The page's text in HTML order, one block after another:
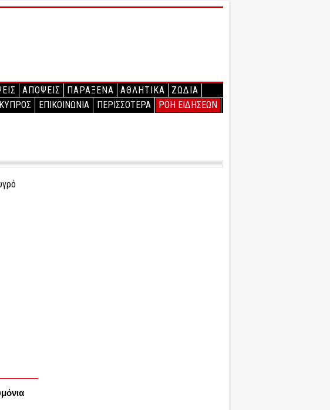
ΑΠΟΨΕΙΣ ΠΑΡΑΞΕΝΑ ΑΘΛΗΤΙΚΑ
ΖΩΔΙΑ
ΚΥΠΡΟΣ ΕΠΙΚΟΙΝΩΝΙΑ ΠΕΡΙΣΣΟΤΕΡΑ ΡΟΗ ΕΙΔΗΣΕΩΝ